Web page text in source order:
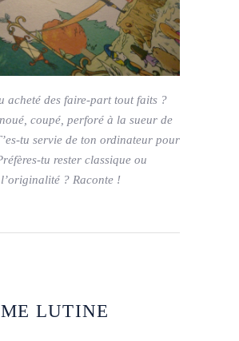
acheté des faire-part tout faits ?
coupé, perforé à la sueur de
tu servie de ton ordinateur pour
tu rester classique ou
? Raconte !
LUTINE